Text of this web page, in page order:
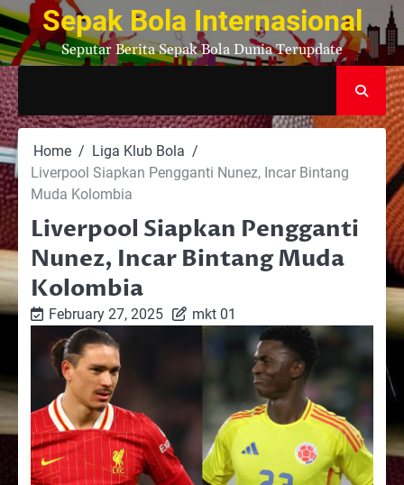
Skip
to
content
Sepak Bola Internasional
Seputar Berita Sepak Bola Dunia Terupdate
Home
Liga Klub Bola
Liverpool Siapkan Pengganti Nunez, Incar Bintang
Muda Kolombia
Liverpool Siapkan Pengganti
Nunez, Incar Bintang Muda
Kolombia
February 27, 2025 mkt 01